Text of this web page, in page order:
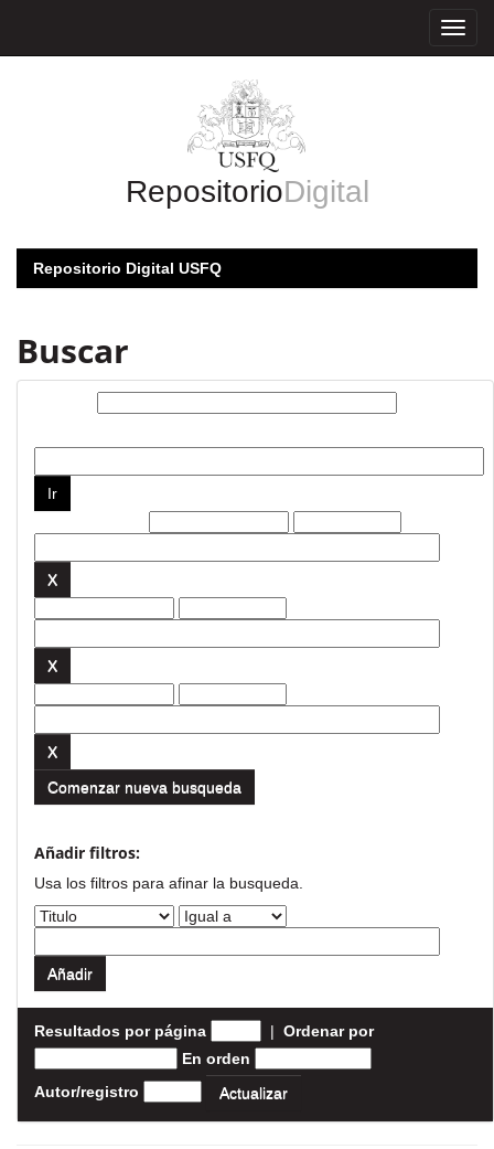
RepositorioDigital
Repositorio Digital USFQ
Buscar
Comenzar nueva busqueda
Añadir filtros:
Usa los filtros para afinar la busqueda.
Resultados por página | Ordenar por
En orden
Autor/registro